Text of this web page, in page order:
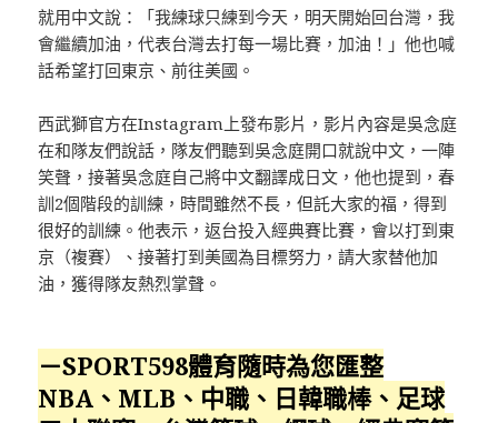
就用中文說：「我練球只練到今天，明天開始回台灣，我
會繼續加油，代表台灣去打每一場比賽，加油！」他也喊
話希望打回東京、前往美國。
西武獅官方在Instagram上發布影片，影片內容是吳念庭
在和隊友們說話，隊友們聽到吳念庭開口就說中文，一陣
笑聲，接著吳念庭自己將中文翻譯成日文，他也提到，春
訓2個階段的訓練，時間雖然不長，但託大家的福，得到
很好的訓練。他表示，返台投入經典賽比賽，會以打到東
京（複賽）、接著打到美國為目標努力，請大家替他加
油，獲得隊友熱烈掌聲。
－SPORT598體育隨時為您匯整
NBA、MLB、中職、日韓職棒、足球